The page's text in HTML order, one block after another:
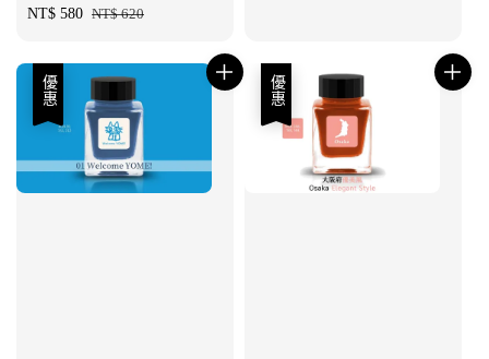
Sale
NT$ 580 Regular
NT$ 620
優惠 優惠